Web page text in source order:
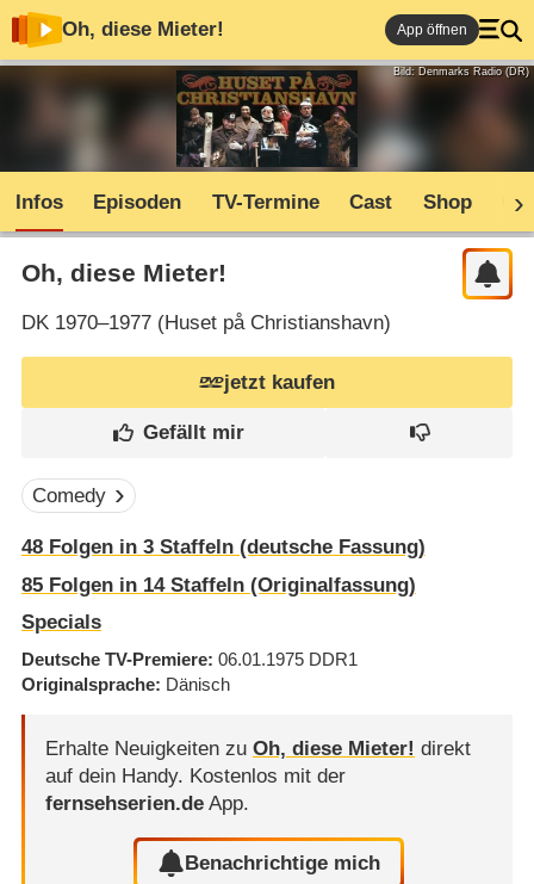
Oh, diese Mieter! App öffnen
Bild: Denmarks Radio (DR)
Infos Episoden TV-Termine Cast Shop
Oh, diese Mieter!
DK1970–1977 (Huset på Christianshavn)
jetzt kaufen
Comedy
48Folgen in 3Staffeln (deutsche Fassung)
85Folgen in 14Staffeln (Originalfassung)
Specials
Deutsche TV-Premiere 06.01.1975 DDR1
Originalsprache Dänisch
Erhalte Neuigkeiten zu Oh, diese Mieter! direkt
auf dein Handy. Kostenlos mit der
fernsehserien.deApp.
Benachrichtige mich